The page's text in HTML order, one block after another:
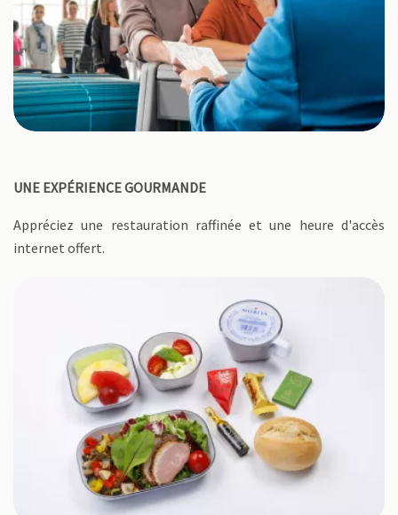
UNE EXPÉRIENCE GOURMANDE
Appréciez une restauration raffinée et une heure d'accès
internet offert.